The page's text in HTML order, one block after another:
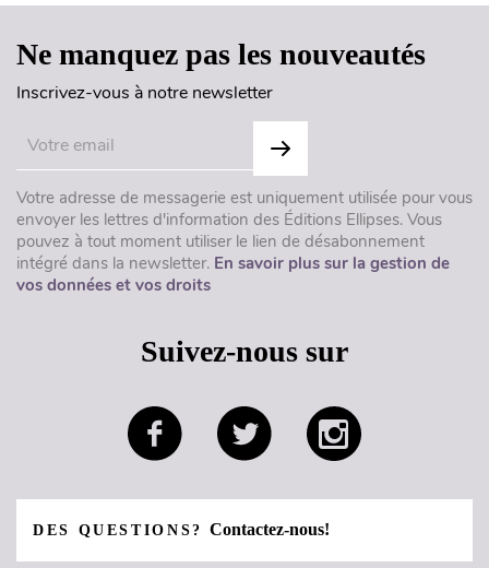
Ne manquez pas les nouveautés
Inscrivez-vous à notre newsletter
Votre adresse de messagerie est uniquement utilisée pour vous
envoyer les lettres d'information des Éditions Ellipses. Vous
pouvez à tout moment utiliser le lien de désabonnement
intégré dans la newsletter. En savoir plus sur la gestion de
vos données et vos droits
Suivez-nous sur
DES QUESTIONS?Contactez-nous!